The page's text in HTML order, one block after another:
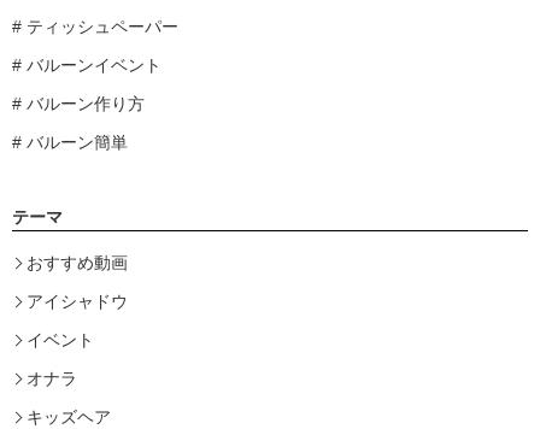
ティッシュペーパー
バルーンイベント
バルーン作り方
バルーン簡単
テーマ
おすすめ動画
アイシャドウ
イベント
オナラ
キッズヘア